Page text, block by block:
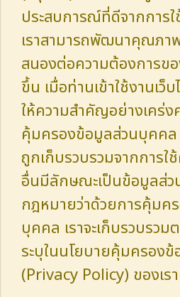
ประสบการณ์ที่ดีจากการใ
เราสามารถพัฒนาคุณภา
สนองต่อความต้องการข
ขึ้น เมื่อท่านเข้าใช้งานเว็บ
ให้ความสำคัญอย่างเคร่
คุ้มครองข้อมูลส่วนบุคค
ถูกเก็บรวบรวมจากการใ
อื่นมีลักษณะเป็นข้อมูลส่
กฎหมายว่าด้วยการคุ้มค
บุคคล เราจะเก็บรวบรวม
ระบุในนโยบายคุ้มครอง
(Privacy Policy) ของเรา